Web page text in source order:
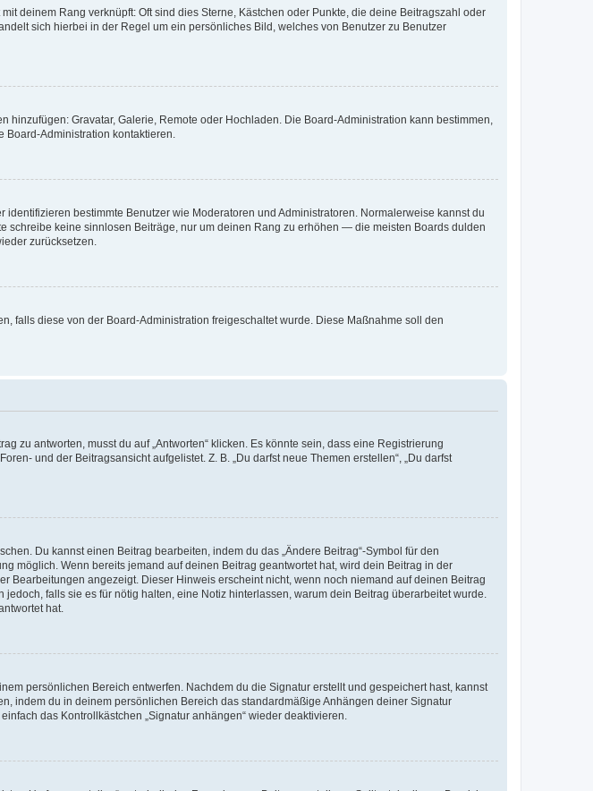
deinem Rang verknüpft: Oft sind dies Sterne, Kästchen oder Punkte, die deine Beitragszahl oder
sich hierbei in der Regel um ein persönliches Bild, welches von Benutzer zu Benutzer
Gravatar, Galerie, Remote oder Hochladen. Die Board-Administration kann bestimmen,
Administration kontaktieren.
bestimmte Benutzer wie Moderatoren und Administratoren. Normalerweise kannst du
schreibe keine sinnlosen Beiträge, nur um deinen Rang zu erhöhen — die meisten Boards dulden
zurücksetzen.
falls diese von der Board-Administration freigeschaltet wurde. Diese Maßnahme soll den
zu antworten, musst du auf „Antworten“ klicken. Es könnte sein, dass eine Registrierung
und der Beitragsansicht aufgelistet. Z. B. „Du darfst neue Themen erstellen“, „Du darfst
Du kannst einen Beitrag bearbeiten, indem du das „Ändere Beitrag“-Symbol für den
möglich. Wenn bereits jemand auf deinen Beitrag geantwortet hat, wird dein Beitrag in der
Bearbeitungen angezeigt. Dieser Hinweis erscheint nicht, wenn noch niemand auf deinen Beitrag
falls sie es für nötig halten, eine Notiz hinterlassen, warum dein Beitrag überarbeitet wurde.
hat.
persönlichen Bereich entwerfen. Nachdem du die Signatur erstellt und gespeichert hast, kannst
indem du in deinem persönlichen Bereich das standardmäßige Anhängen deiner Signatur
das Kontrollkästchen „Signatur anhängen“ wieder deaktivieren.